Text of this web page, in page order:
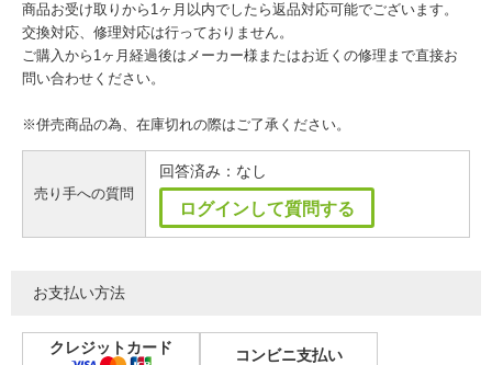
商品お受け取りから1ヶ月以内でしたら返品対応可能でございます。
交換対応、修理対応は行っておりません。
ご購入から1ヶ月経過後はメーカー様またはお近くの修理まで直接お
問い合わせください。
※併売商品の為、在庫切れの際はご了承ください。
売り手への質問
回答済み：なし
ログインして質問する
お支払い方法
クレジットカード コンビニ支払い